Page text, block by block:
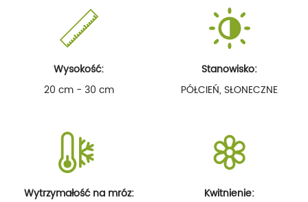
Wysokość:
20 cm - 30 cm
Stanowisko:
PÓŁCIEŃ, SŁONECZNE
Wytrzymałość na mróz:
Kwitnienie: